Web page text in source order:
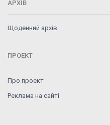
АРХІВ
Щоденний архів
ПРОЕКТ
Про проект
Реклама на сайті